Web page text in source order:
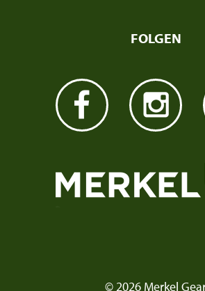
FOLGEN
© 2026 Merkel